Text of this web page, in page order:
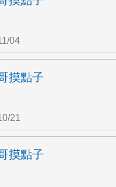
04
摸點子
21
摸點子